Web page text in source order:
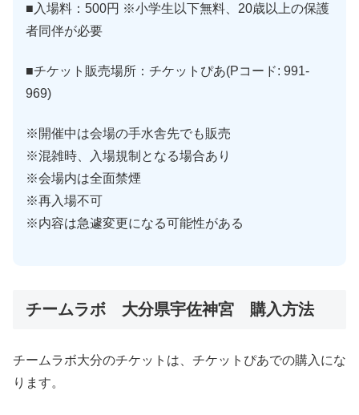
■入場料：500円 ※小学生以下無料、20歳以上の保護
者同伴が必要
■チケット販売場所：チケットぴあ(Pコード: 991-
969)
※開催中は会場の手水舎先でも販売
※混雑時、入場規制となる場合あり
※会場内は全面禁煙
※再入場不可
※内容は急遽変更になる可能性がある
チームラボ 大分県宇佐神宮 購入方法
チームラボ大分のチケットは、チケットぴあでの購入にな
ります。